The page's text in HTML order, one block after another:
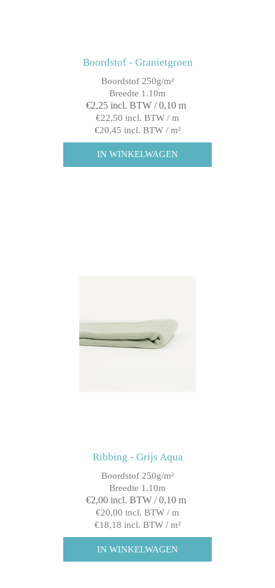
Boordstof - Granietgroen
Boordstof 250g/m²
Breedte 1.10m
€2,25 incl. BTW / 0,10 m
€22,50 incl. BTW / m
€20,45 incl. BTW / m²
Ribbing - Grijs Aqua
Boordstof 250g/m²
Breedte 1.10m
€2,00 incl. BTW / 0,10 m
€20,00 incl. BTW / m
€18,18 incl. BTW / m²